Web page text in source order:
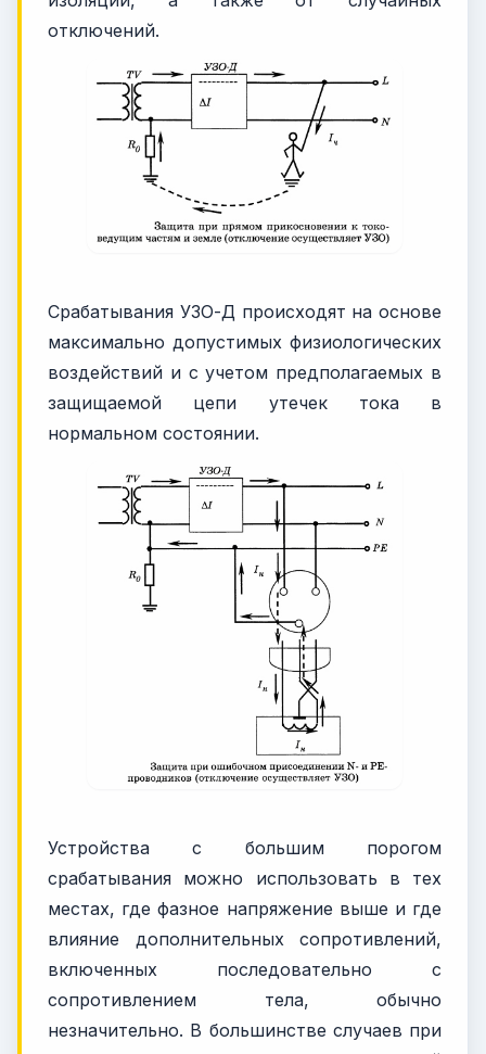
отключений.
Срабатывания УЗО-Д происходят на основе
максимально допустимых физиологических
воздействий и с учетом предполагаемых в
защищаемой цепи утечек тока в
нормальном состоянии.
Устройства с большим порогом
срабатывания можно использовать в тех
местах, где фазное напряжение выше и где
влияние дополнительных сопротивлений,
включенных последовательно с
сопротивлением тела, обычно
незначительно. В большинстве случаев при